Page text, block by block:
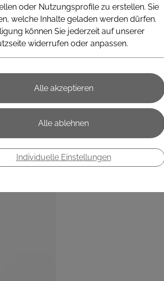
ADLER PHARMA GMBH
Schüßler
Tabletten
Anwendung findet
Ausscheigungsmittel für
Schwermetalle, hier vor
€ 10,30
€ 10,30 / 100 g
Preis inkl. MwSt.
zzgl. Versandkosten
oder Nutzungsprofile zu erstellen. Sie
welche Inhalte geladen werden dürfen.
können Sie jederzeit auf unserer
widerrufen oder anpassen.
Individuelle Einstellungen